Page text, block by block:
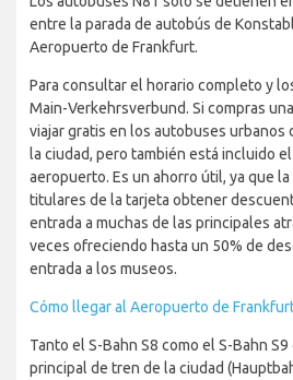
entre la parada de autobús de
Aeropuerto de Frankfurt.
Para consultar el horario completo y
Main-Verkehrsverbund. Si compras
viajar gratis en los autobuses urbanos
la ciudad, pero también está incluido
aeropuerto. Es un ahorro útil, ya que
titulares de la tarjeta obtener
entrada a muchas de las principales
veces ofreciendo hasta un 50% de
entrada a los museos.
Cómo llegar al Aeropuerto de
Tanto el S-Bahn S8 como el S-Bahn
principal de tren de la ciudad